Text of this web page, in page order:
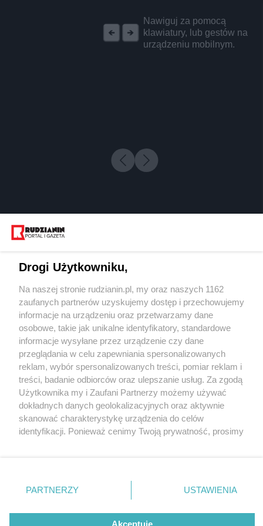
Nawiguj za pomocą
klawiatury, lub gestów na
urządzeniu mobilnym.
2 / 0
Wydawca mediów
Nie zapomnij
zapoznać się z:
polityką prywatności regulamin korzystania z portali
Twojemiasto
Piekary Śląskie
Chorzów
Tarnowskie Góry
Gliwice
Skontakuj sięz nami
Kontakt
Wydawca
Redakcja
Drogi Użytkowniku,
Na naszej stronie rudzianin.pl, my oraz naszych 1162
zaufanych partnerów uzyskujemy dostęp i przechowujemy
informacje na urządzeniu oraz przetwarzamy dane
osobowe, takie jak unikalne identyfikatory, standardowe
informacje wysyłane przez urządzenie czy dane
przeglądania w celu zapewniania spersonalizowanych
reklam, wybór spersonalizowanych treści, pomiar reklam i
treści, badanie odbiorców oraz ulepszanie usług. Za zgodą
Użytkownika my i Zaufani Partnerzy możemy używać
dokładnych danych geolokalizacyjnych oraz aktywnie
skanować charakterystykę urządzenia do celów
identyfikacji. Ponieważ cenimy Twoją prywatność, prosimy
prywatności znajdujący się w lewym dolnym rogu strony
. Niektóre rodzaje przetwarzania danych nie wymagają
zgody użytkownika, ale masz prawo sprzeciwić się
takiemu przetwarzaniu. Preferencje będą miały
PARTNERZY USTAWIENIA
Akceptuję